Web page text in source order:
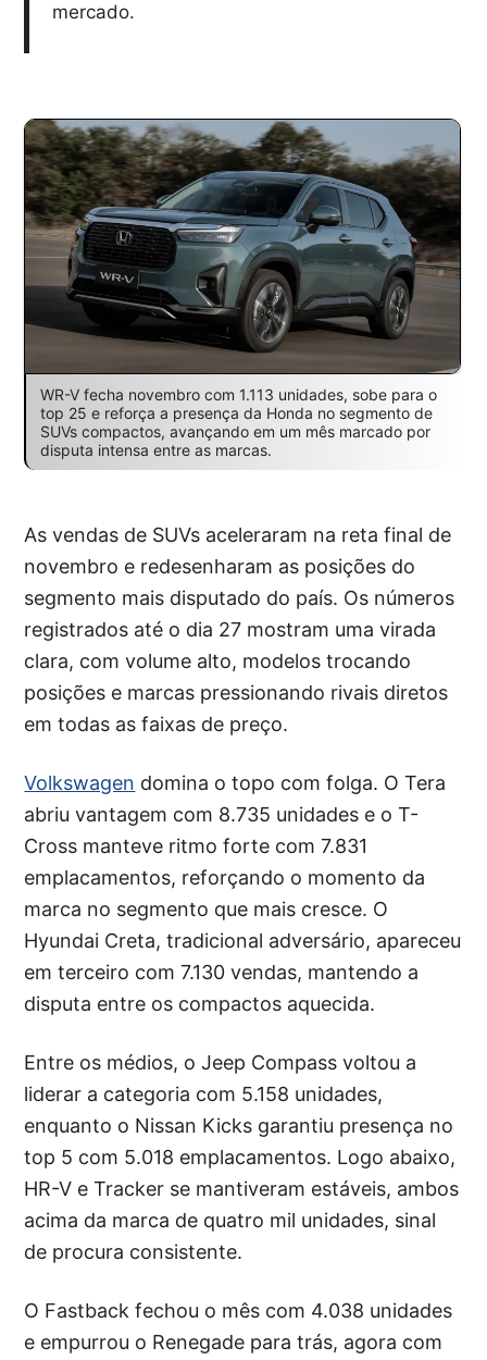
mercado.
WR-V fecha novembro com 1.113 unidades, sobe para o
top 25 e reforça a presença da Honda no segmento de
SUVs compactos, avançando em um mês marcado por
disputa intensa entre as marcas.
As vendas de SUVs aceleraram na reta final de
novembro e redesenharam as posições do
segmento mais disputado do país. Os números
registrados até o dia 27 mostram uma virada
clara, com volume alto, modelos trocando
posições e marcas pressionando rivais diretos
em todas as faixas de preço.
Volkswagen domina o topo com folga. O Tera
abriu vantagem com 8.735 unidades e o T-
Cross manteve ritmo forte com 7.831
emplacamentos, reforçando o momento da
marca no segmento que mais cresce. O
Hyundai Creta, tradicional adversário, apareceu
em terceiro com 7.130 vendas, mantendo a
disputa entre os compactos aquecida.
Entre os médios, o Jeep Compass voltou a
liderar a categoria com 5.158 unidades,
enquanto o Nissan Kicks garantiu presença no
top 5 com 5.018 emplacamentos. Logo abaixo,
HR-V e Tracker se mantiveram estáveis, ambos
acima da marca de quatro mil unidades, sinal
de procura consistente.
O Fastback fechou o mês com 4.038 unidades
e empurrou o Renegade para trás, agora com